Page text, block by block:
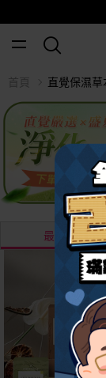
小三美
最熱銷
首頁 直覺保濕